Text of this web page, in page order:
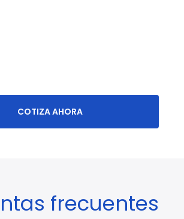
COTIZA AHORA
frecuentes